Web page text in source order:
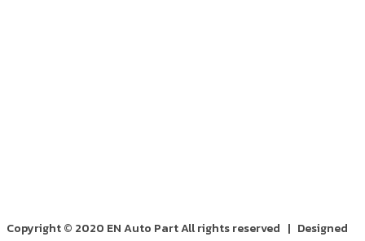
Copyright © 2020 EN Auto Part All rights reserved | Designed